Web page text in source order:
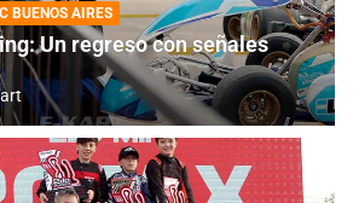
BUENOS AIRES
Un regreso con señales